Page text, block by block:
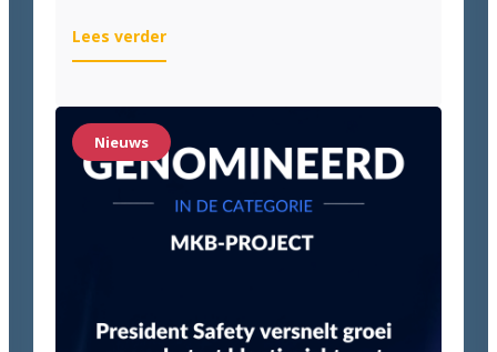
Lees verder:
Quinso
Van
Halteren:
Until
it’s
done!
Nieuws